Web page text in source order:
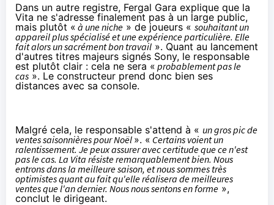
Dans un autre registre, Fergal Gara explique que la
Vita ne s'adresse finalement pas à un large public,
mais plutôt « à une niche » de joueurs « souhaitant un
appareil plus spécialisé et une expérience particulière. Elle
fait alors un sacrément bon travail ». Quant au lancement
d'autres titres majeurs signés Sony, le responsable
est plutôt clair : cela ne sera « probablement pas le
cas ». Le constructeur prend donc bien ses
distances avec sa console.
Malgré cela, le responsable s'attend à « un gros pic de
ventes saisonnières pourNoël ». « Certains voient un
ralentissement. Je peux assurer avec certitude que ce n'est
pas le cas. La Vita résiste remarquablement bien. Nous
entrons dans la meilleure saison, et nous sommes très
optimistes quant au fait qu'elle réalisera de meilleures
ventes que l'an dernier. Nous nous sentons en forme »,
conclut le dirigeant.